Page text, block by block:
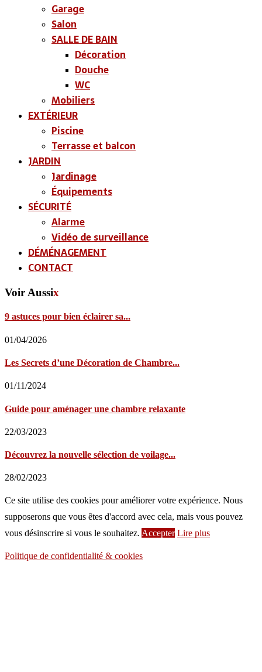
Garage
Salon
SALLE DE BAIN
Décoration
Douche
WC
Mobiliers
EXTÉRIEUR
Piscine
Terrasse et balcon
JARDIN
Jardinage
Équipements
SÉCURITÉ
Alarme
Vidéo de surveillance
DÉMÉNAGEMENT
CONTACT
Voir Aussix
9 astuces pour bien éclairer sa...
01/04/2026
Les Secrets d’une Décoration de Chambre...
01/11/2024
Guide pour aménager une chambre relaxante
22/03/2023
Découvrez la nouvelle sélection de voilage...
28/02/2023
Ce site utilise des cookies pour améliorer votre expérience. Nous
supposerons que vous êtes d'accord avec cela, mais vous pouvez
vous désinscrire si vous le souhaitez. Accepter Lire plus
Politique de confidentialité & cookies